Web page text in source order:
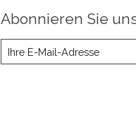
Abonnieren Sie